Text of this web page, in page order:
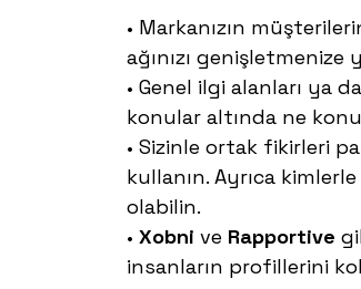
• Markanızın
ağınızı
• Genel ilgi alanları ya
konular altında ne
• Sizinle ortak fikirleri
kullanın. Ayrıca
olabilin.
• Xobni ve Rapportive
insanların profillerini